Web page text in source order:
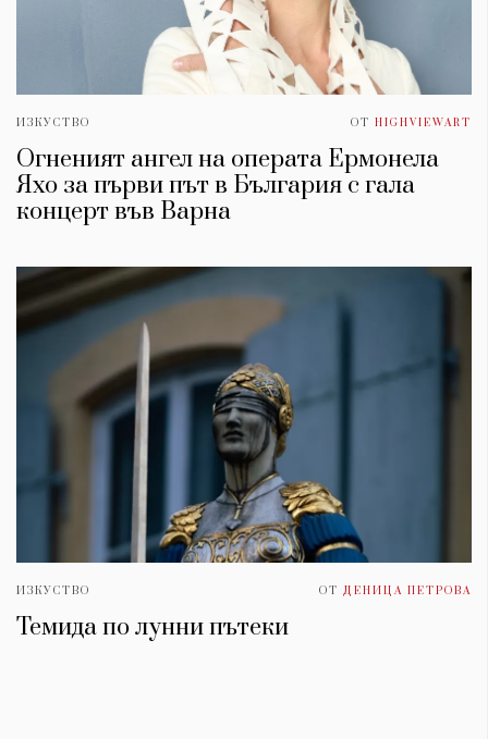
ИЗКУСТВО ОТ HIGHVIEWART
Oгненият ангел на операта Ермонела
Яхо за първи път в България с гала
концерт във Варна
ИЗКУСТВО ОТ ДЕНИЦА ПЕТРОВА
Темида по лунни пътеки